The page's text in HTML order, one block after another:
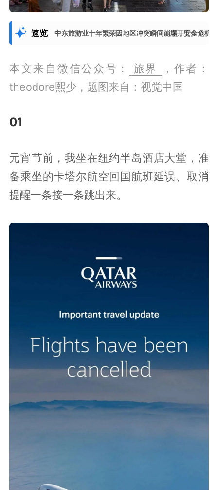
速览 中东旅游业十年繁荣因地区冲突瞬间崩塌，安全危机
展开更多
本文来自微信公众号： 旅界
，作者：
theodore熙少，题图来自：视觉中国
01
元宵节前，我坐在纽约半岛酒店大堂，准
备乘坐的卡塔尔航空回国航班延误、取消
提醒一条接一条跳出来。